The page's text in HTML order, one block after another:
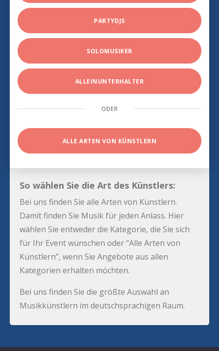
PARTYDJS
SOLOMUSIKER
ALLEINUNTERHALTER
ODER
ALLE ARTEN VON KÜNSTLERN
So wählen Sie die Art des Künstlers:
Bei uns finden Sie alle Arten von Künstlern.
Damit finden Sie Musik für jeden Anlass. Hier
wählen Sie entweder die Kategorie, die Sie sich
für Ihr Event wünschen oder “Alle Arten von
Künstlern”, wenn Sie Angebote aus allen
Kategorien erhalten möchten.
Bei uns finden Sie die größte Auswahl an
Musikkünstlern im deutschsprachigen Raum.